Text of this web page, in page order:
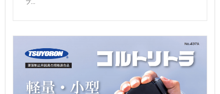
プ...